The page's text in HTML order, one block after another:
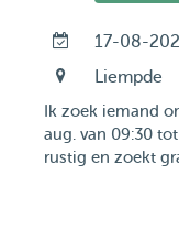
17-08-
Liempde
Ik zoek iemand
aug. van 09:30
rustig en zoekt